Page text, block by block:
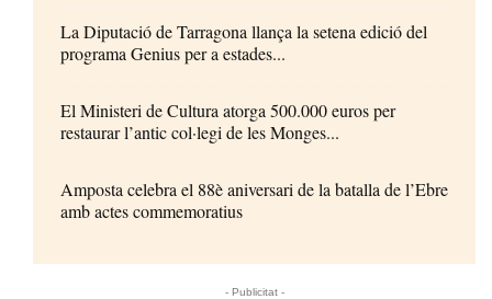
La Diputació de Tarragona llança la setena edició del
programa Genius per a estades...
El Ministeri de Cultura atorga 500.000 euros per
restaurar l’antic col·legi de les Monges...
Amposta celebra el 88è aniversari de la batalla de l’Ebre
amb actes commemoratius
- Publicitat -